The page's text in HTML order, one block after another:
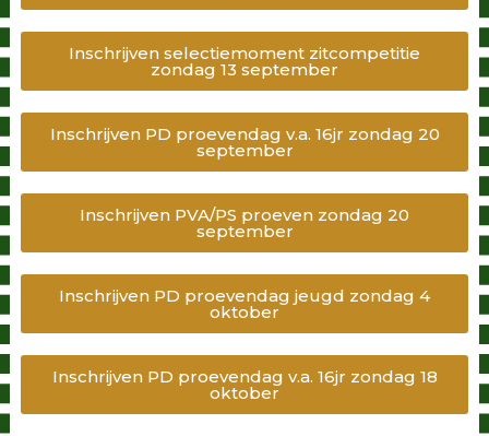
Inschrijven selectiemoment zitcompetitie
zondag 13 september
Inschrijven PD proevendag v.a. 16jr zondag 20
september
Inschrijven PVA/PS proeven zondag 20
september
Inschrijven PD proevendag jeugd zondag 4
oktober
Inschrijven PD proevendag v.a. 16jr zondag 18
oktober